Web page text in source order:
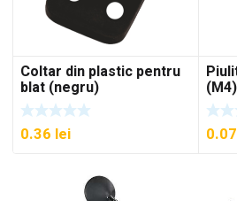
Coltar din plastic pentru
blat (negru)
0.36 lei
(M4)
0.07